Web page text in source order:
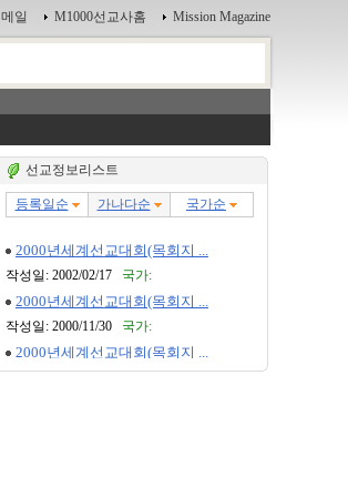
메일 M1000선교사홈 Mission Magazine
선교정보리스트